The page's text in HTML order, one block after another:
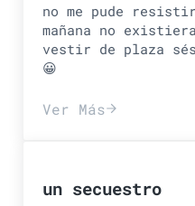
no me pude
mañana no
vestir de plaza
😀
Ver Másme have
un secuestro